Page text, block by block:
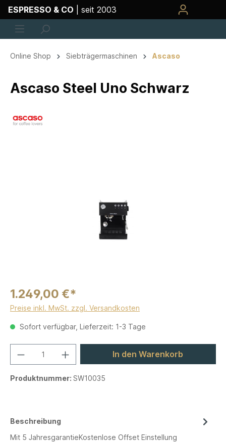
ESPRESSO & CO | seit 2003
Online Shop Siebträgermaschinen Ascaso
Ascaso Steel Uno Schwarz
1.249,00 €*
Preise inkl. MwSt. zzgl. Versandkosten
Sofort verfügbar, Lieferzeit: 1-3 Tage
In den Warenkorb
Produktnummer: SW10035
Beschreibung
Mit 5 JahresgarantieKostenlose Offset Einstellung